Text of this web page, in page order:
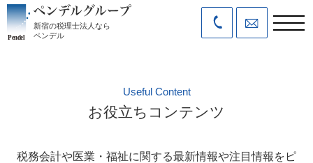
新宿の税理士法人なら
ペンデル
Useful Content
お役立ちコンテンツ
税務会計や医業・福祉に関する最新情報や注目情報をピ